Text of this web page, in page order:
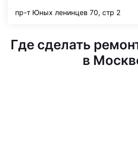
пр-т Юных ленинцев 70, стр 2
Где сделать
в